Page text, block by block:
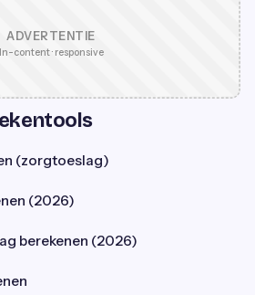
ADVERTENTIE
In-content · responsive
(zorgtoeslag)
(2026)
berekenen (2026)